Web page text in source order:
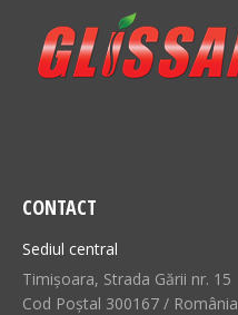
CONTACT
Sediul central
Timișoara, Strada Gării nr. 15
Cod Poștal 300167 / România